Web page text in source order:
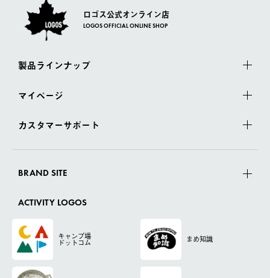
ロゴス公式オンライン店
LOGOS OFFICIAL ONLINE SHOP
製品ラインナップ
マイページ
カスタマーサポート
BRAND SITE
ACTIVITY LOGOS
キャンプ場
ドットコム まめ知識